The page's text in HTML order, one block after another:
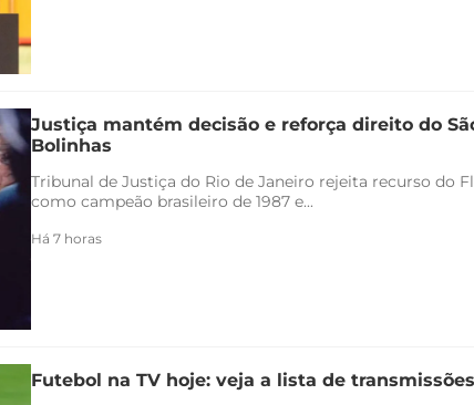
Justiça mantém decisão e reforça direito do
Bolinhas
Tribunal de Justiça do Rio de Janeiro rejeita recurso do
como campeão brasileiro de 1987 e...
Há 7 horas
Futebol na TV hoje: veja a lista de